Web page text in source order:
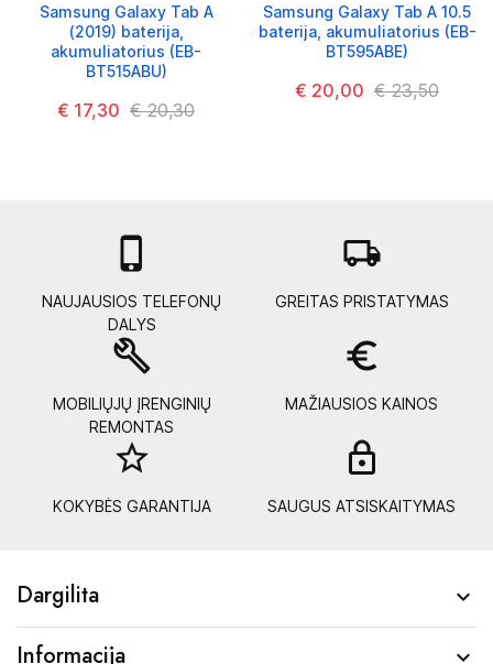
Samsung Galaxy Tab A
(2019) baterija,
akumuliatorius (EB-
BT515ABU)
€ 17,30 € 20,30
Samsung Galaxy Tab A 10.5
baterija, akumuliatorius (EB-
BT595ABE)
€ 20,00 € 23,50

NAUJAUSIOS TELEFONŲ
DALYS
local_shipping
GREITAS PRISTATYMAS
build
MOBILIŲJŲ ĮRENGINIŲ
REMONTAS
euro_symbol
MAŽIAUSIOS KAINOS
star_border
KOKYBĖS GARANTIJA SAUGUS ATSISKAITYMAS
Dargilita 
Informacija 